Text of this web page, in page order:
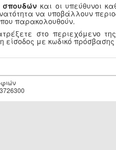
σπουδών και οι υπεύθυνοι
να υποβάλλουν
παρακολουθούν.
στο περιεχόμενο της
είσοδος με κωδικό πρόσβασης